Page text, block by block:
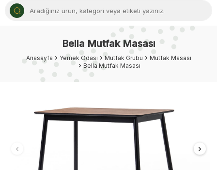
Bella Mutfak Masası
Anasayfa Yemek Odası Mutfak Grubu
Mutfak Masası
Bella Mutfak Masası